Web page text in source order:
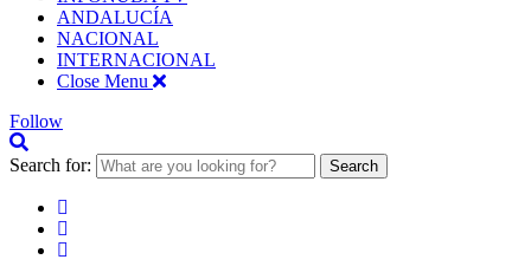
ANDALUCÍA
NACIONAL
INTERNACIONAL
Close Menu
Follow
Search for: